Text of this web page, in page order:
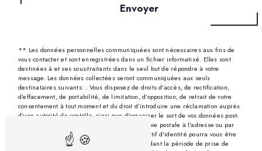
Envoyer
** Les données personnelles communiquées sont nécessaires aux fins de
vous contacter et sont enregistrées dans un fichier informatisé. Elles sont
destinées à et ses sous-traitants dans le seul but de répondre à votre
message. Les données collectées seront communiquées aux seuls
destinataires suivants: . Vous disposez de droits d’accès, de rectification,
d’effacement, de portabilité, de limitation, d’opposition, de retrait de votre
consentement à tout moment et du droit d’introduire une réclamation auprès
d’une autorité de contrôle, ainsi que d’organiser le sort de vos données post-
mortem. Vous pouvez exercer ces droits par voie postale à l'adresse ou par
courrier électronique à l'adresse . Un justificatif d'identité pourra vous être
demandé. Nous conservons vos données pendant la période de prise de